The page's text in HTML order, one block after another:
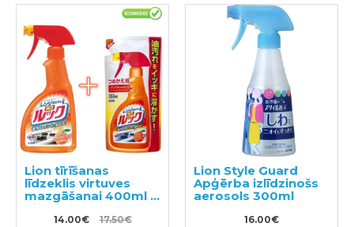
Lion tīrīšanas
līdzeklis virtuves
mazgāšanai 400ml +
pildviela 350ml
14.00€ 17.50€
Lion Style Guard
Apģērba izlīdzinošs
aerosols 300ml
16.00€